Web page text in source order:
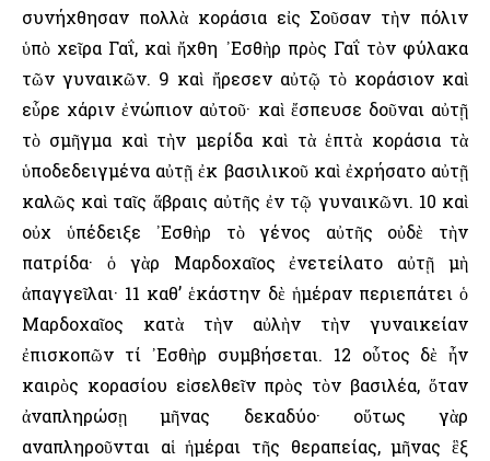
συνήχθησαν πολλὰ κοράσια εἰς Σοῦσαν τὴν πόλιν
ὑπὸ χεῖρα Γαΐ, καὶ ἤχθη ᾿Εσθὴρ πρὸς Γαΐ τὸν φύλακα
τῶν γυναικῶν. 9 καὶ ἤρεσεν αὐτῷ τὸ κοράσιον καὶ
εὗρε χάριν ἐνώπιον αὐτοῦ· καὶ ἔσπευσε δοῦναι αὐτῇ
τὸ σμῆγμα καὶ τὴν μερίδα καὶ τὰ ἑπτὰ κοράσια τὰ
ὑποδεδειγμένα αὐτῇ ἐκ βασιλικοῦ καὶ ἐχρήσατο αὐτῇ
καλῶς καὶ ταῖς ἅβραις αὐτῆς ἐν τῷ γυναικῶνι. 10 καὶ
οὐχ ὑπέδειξε ᾿Εσθὴρ τὸ γένος αὐτῆς οὐδὲ τὴν
πατρίδα· ὁ γὰρ Μαρδοχαῖος ἐνετείλατο αὐτῇ μὴ
ἀπαγγεῖλαι· 11 καθ’ ἑκάστην δὲ ἡμέραν περιεπάτει ὁ
Μαρδοχαῖος κατὰ τὴν αὐλὴν τὴν γυναικείαν
ἐπισκοπῶν τί ᾿Εσθὴρ συμβήσεται. 12 οὗτος δὲ ἦν
καιρὸς κορασίου εἰσελθεῖν πρὸς τὸν βασιλέα, ὅταν
ἀναπληρώσῃ μῆνας δεκαδύο· οὕτως γὰρ
αναπληροῦνται αἱ ἡμέραι τῆς θεραπείας, μῆνας ἓξ